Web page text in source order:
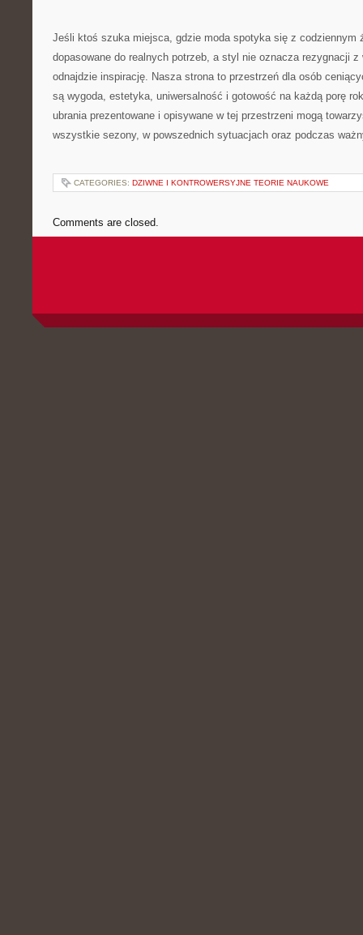
Jeśli ktoś szuka miejsca, gdzie moda spotyka się z codziennym
dopasowane do realnych potrzeb, a styl nie oznacza rezygnacji z
odnajdzie inspirację. Nasza strona to przestrzeń dla osób
są wygoda, estetyka, uniwersalność i gotowość na każdą porę
ubrania prezentowane i opisywane w tej przestrzeni mogą
wszystkie sezony, w powszednich sytuacjach oraz podczas
CATEGORIES: DZIWNE I KONTROWERSYJNE TEORIE NAUKOWE
Comments are closed.